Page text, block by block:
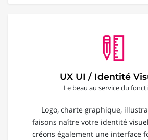
UX UI / Identité
Le beau au service du
Logo, charte graphique,
faisons naître votre identité
créons également une interface